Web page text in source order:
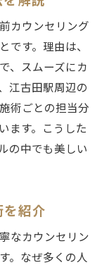
室カラー体
アカラー体験
ラー体験談
ロンの選び方
で口コミ活用
るコツまとめ
カウンセリング
です。理由は、
、スムーズにカ
江古田駅周辺の
術ごとの担当分
ます。こうした
の中でも美しい
を紹介
なカウンセリン
。なぜ多くの人